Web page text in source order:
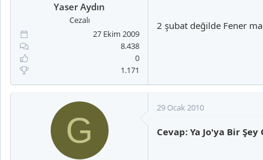
Yaser Aydın
Cezalı
27 Ekim 2009
8.438
0
1.171
2 şubat değilde Fener
G
29 Ocak 2010
Cevap: Ya Jo'ya Bir Şey